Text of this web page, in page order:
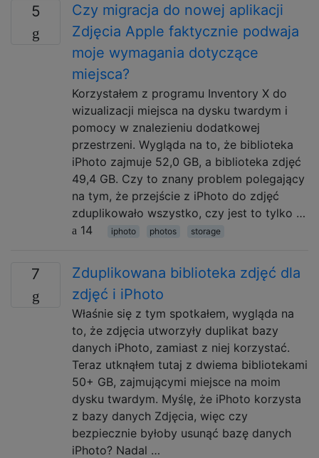
5
Czy migracja do nowej aplikacji
Zdjęcia Apple faktycznie podwaja
moje wymagania dotyczące
miejsca?
Korzystałem z programu Inventory X do
wizualizacji miejsca na dysku twardym i
pomocy w znalezieniu dodatkowej
przestrzeni. Wygląda na to, że biblioteka
iPhoto zajmuje 52,0 GB, a biblioteka zdjęć
49,4 GB. Czy to znany problem polegający
na tym, że przejście z iPhoto do zdjęć
zduplikowało wszystko, czy jest to tylko …
14
iphoto photos storage
7
Zduplikowana biblioteka zdjęć dla
zdjęć i iPhoto
Właśnie się z tym spotkałem, wygląda na
to, że zdjęcia utworzyły duplikat bazy
danych iPhoto, zamiast z niej korzystać.
Teraz utknąłem tutaj z dwiema bibliotekami
50+ GB, zajmującymi miejsce na moim
dysku twardym. Myślę, że iPhoto korzysta
z bazy danych Zdjęcia, więc czy
bezpiecznie byłoby usunąć bazę danych
iPhoto? Nadal …